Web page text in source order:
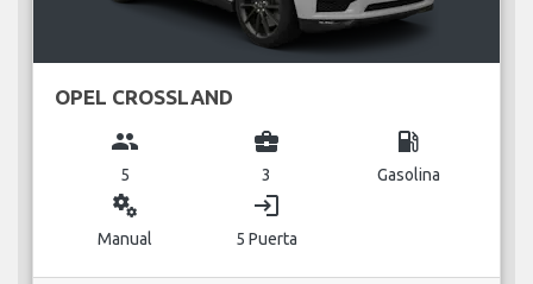
OPEL CROSSLAND
group
5
business_center
3
local_gas_station
Gasolina
miscellaneous_services
Manual
login
5 Puerta